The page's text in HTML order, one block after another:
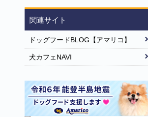
関連サイト
ドッグフードBLOG【アマリコ】
犬カフェNAVI